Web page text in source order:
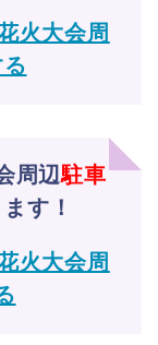
火大会周
周辺駐車
す！
火大会周